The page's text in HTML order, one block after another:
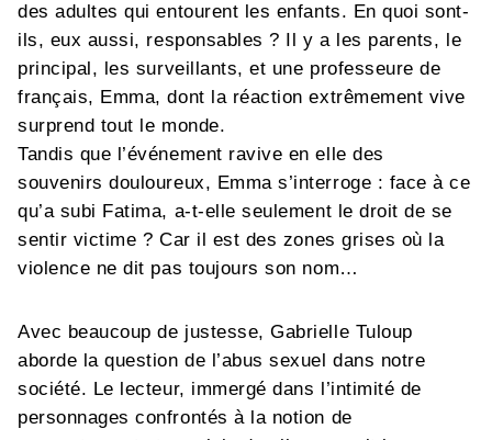
des adultes qui entourent les enfants. En quoi sont-
ils, eux aussi, responsables ? Il y a les parents, le
principal, les surveillants, et une professeure de
français, Emma, dont la réaction extrêmement vive
surprend tout le monde.
Tandis que l’événement ravive en elle des
souvenirs douloureux, Emma s’interroge : face à ce
qu’a subi Fatima, a-t-elle seulement le droit de se
sentir victime ? Car il est des zones grises où la
violence ne dit pas toujours son nom…
Avec beaucoup de justesse, Gabrielle Tuloup
aborde la question de l’abus sexuel dans notre
société. Le lecteur, immergé dans l’intimité de
personnages confrontés à la notion de